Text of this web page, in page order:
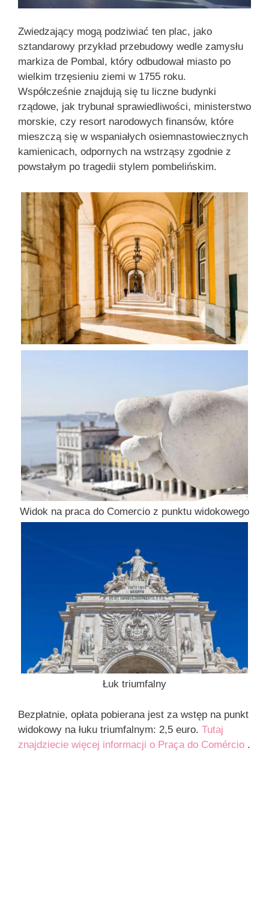
Zwiedzający mogą podziwiać ten plac, jako
sztandarowy przykład przebudowy wedle zamysłu
markiza de Pombal, który odbudował miasto po
wielkim trzęsieniu ziemi w 1755 roku.
Współcześnie znajdują się tu liczne budynki
rządowe, jak trybunał sprawiedliwości, ministerstwo
morskie, czy resort narodowych finansów, które
mieszczą się w wspaniałych osiemnastowiecznych
kamienicach, odpornych na wstrząsy zgodnie z
powstałym po tragedii stylem pombelińskim.
Widok na praca do Comercio z punktu widokowego
Łuk triumfalny
Bezpłatnie, opłata pobierana jest za wstęp na punkt
widokowy na łuku triumfalnym: 2,5 euro. Tutaj
znajdziecie więcej informacji o Praça do Comércio .